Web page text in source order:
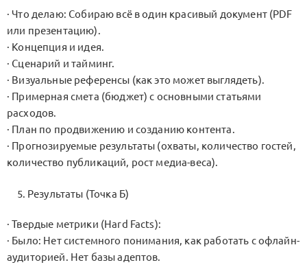
· Что делаю: Собираю всё в один красивый документ (PDF
или презентацию).
· Концепция и идея.
· Сценарий и тайминг.
· Визуальные референсы (как это может выглядеть).
· Примерная смета (бюджет) с основными статьями
расходов.
· План по продвижению и созданию контента.
· Прогнозируемые результаты (охваты, количество гостей,
количество публикаций, рост медиа-веса).
Результаты (Точка Б)
· Твердые метрики (Hard Facts):
· Было: Нет системного понимания, как работать с офлайн-
аудиторией. Нет базы адептов.